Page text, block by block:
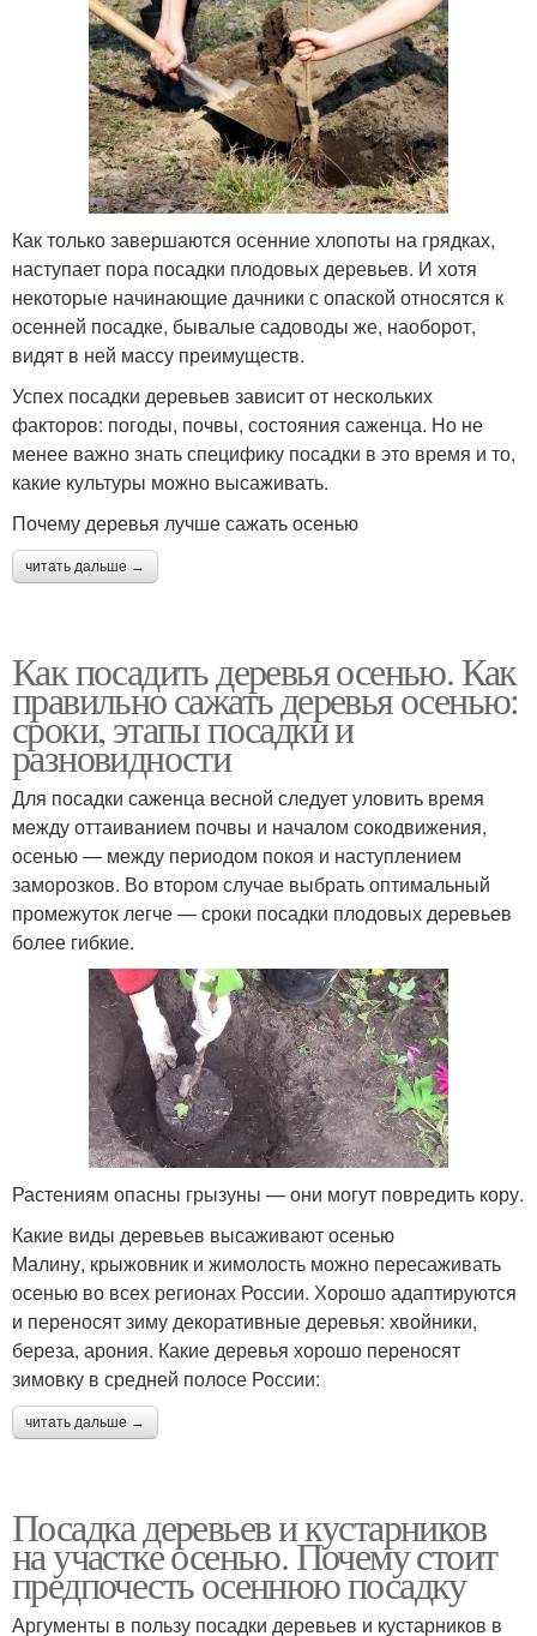
Как только завершаются осенние хлопоты на грядках,
наступает пора посадки плодовых деревьев. И хотя
некоторые начинающие дачники с опаской относятся к
осенней посадке, бывалые садоводы же, наоборот,
видят в ней массу преимуществ.
Успех посадки деревьев зависит от нескольких
факторов: погоды, почвы, состояния саженца. Но не
менее важно знать специфику посадки в это время и то,
какие культуры можно высаживать.
Почему деревья лучше сажать осенью
читать дальше →
Как посадить деревья осенью. Как
правильно сажать деревья осенью:
сроки, этапы посадки и
разновидности
Для посадки саженца весной следует уловить время
между оттаиванием почвы и началом сокодвижения,
осенью — между периодом покоя и наступлением
заморозков. Во втором случае выбрать оптимальный
промежуток легче — сроки посадки плодовых деревьев
более гибкие.
Растениям опасны грызуны — они могут повредить кору.
Какие виды деревьев высаживают осенью
Малину, крыжовник и жимолость можно пересаживать
осенью во всех регионах России. Хорошо адаптируются
и переносят зиму декоративные деревья: хвойники,
береза, арония. Какие деревья хорошо переносят
зимовку в средней полосе России:
читать дальше →
Посадка деревьев и кустарников
на участке осенью. Почему стоит
предпочесть осеннюю посадку
Аргументы в пользу посадки деревьев и кустарников в